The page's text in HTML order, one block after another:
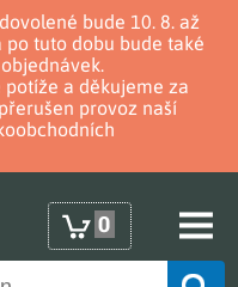
bude 10. 8. až
po tuto dobu bude také
a děkujeme za
provoz naší
0